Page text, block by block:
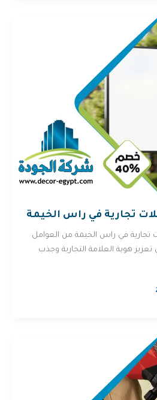
تجارية في راس الخيمة
في راس الخيمة من العوامل
هوية العلامة التجارية وجذب